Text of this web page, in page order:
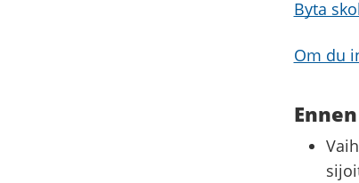
Byta
Om du